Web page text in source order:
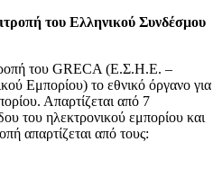
του Ελληνικού Συνδέσμου
του GRECA (Ε.Σ.Η.Ε. –
Εμπορίου) το εθνικό όργανο για
Απαρτίζεται από 7
του ηλεκτρονικού εμπορίου και
απαρτίζεται από τους: